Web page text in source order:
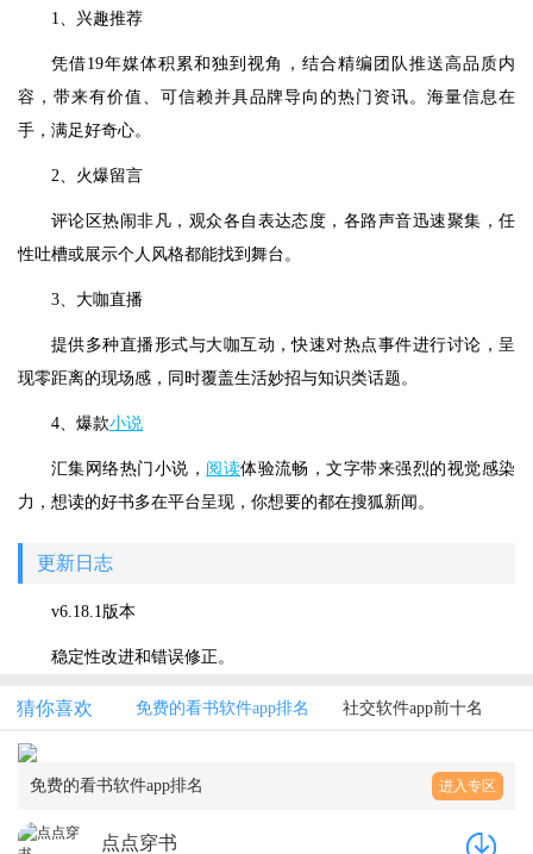
1、兴趣推荐
凭借19年媒体积累和独到视角，结合精编团队推送高品质内
容，带来有价值、可信赖并具品牌导向的热门资讯。海量信息在
手，满足好奇心。
2、火爆留言
评论区热闹非凡，观众各自表达态度，各路声音迅速聚集，任
性吐槽或展示个人风格都能找到舞台。
3、大咖直播
提供多种直播形式与大咖互动，快速对热点事件进行讨论，呈
现零距离的现场感，同时覆盖生活妙招与知识类话题。
4、爆款小说
汇集网络热门小说， 阅读体验流畅，文字带来强烈的视觉感染
力，想读的好书多在平台呈现，你想要的都在搜狐新闻。
更新日志
v6.18.1版本
稳定性改进和错误修正。
猜你喜欢 免费的看书软件app排名 社交软件app前十名
免费的看书软件app排名 进入专区
点点穿书